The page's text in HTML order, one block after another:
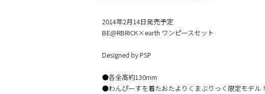
2014年2月14日発売予定
BE@RBRICK×earth ワンピースセット
Designed by PSP
●各全高約130mm
●わんぴーすを着たおたよりくまぶりっく限定モデル！